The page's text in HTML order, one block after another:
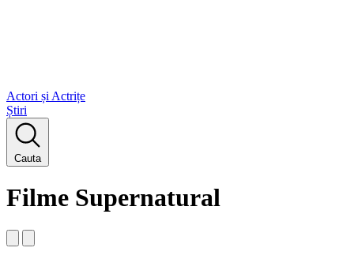
Actori și Actrițe
Știri
Cauta
Filme Supernatural